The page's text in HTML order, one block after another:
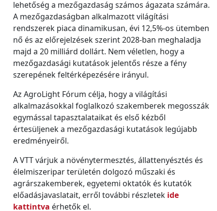
lehetőség a mezőgazdaság számos ágazata számára.
A mezőgazdaságban alkalmazott világítási
rendszerek piaca dinamikusan, évi 12,5%-os ütemben
nő és az előrejelzések szerint 2028-ban meghaladja
majd a 20 milliárd dollárt. Nem véletlen, hogy a
mezőgazdasági kutatások jelentős része a fény
szerepének feltérképezésére irányul.
Az AgroLight Fórum célja, hogy a világítási
alkalmazásokkal foglalkozó szakemberek megosszák
egymással tapasztalataikat és első kézből
értesüljenek a mezőgazdasági kutatások legújabb
eredményeiről.
A VTT várjuk a növénytermesztés, állattenyésztés és
élelmiszeripar területén dolgozó műszaki és
agrárszakemberek, egyetemi oktatók és kutatók
előadásjavaslatait, erről további részletek ide
kattintva érhetők el.